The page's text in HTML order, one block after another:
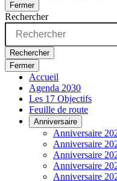
Fermer
Rechercher
Rechercher
Fermer
Accueil
Agenda 2030
Les 17 Objectifs
Feuille de route
Anniversaire
Anniversaire
Anniversaire
Anniversaire
Anniversaire
Anniversaire